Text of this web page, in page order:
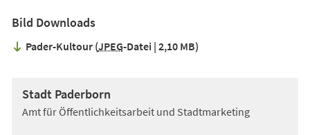
neuen
Tab)
Bild Downloads
Pader-Kultour JPEG-Datei 2,10 MB
Stadt Paderborn
Amt für Öffentlichkeitsarbeit und Stadtmarketing